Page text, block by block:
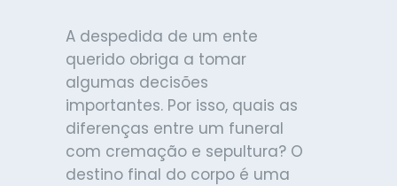
A despedida de um ente
querido obriga a tomar
algumas decisões
importantes. Por isso, quais as
diferenças entre um funeral
com cremação e sepultura? O
destino final do corpo é uma